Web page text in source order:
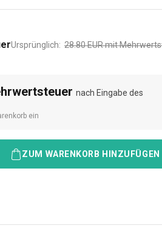
Ursprünglich: 28.80EURmit
nach Eingabe des
ein
ZUM WARENKORB HINZUFÜGEN